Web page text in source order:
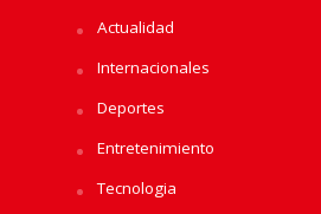
Actualidad
Internacionales
Deportes
Entretenimiento
Tecnologia